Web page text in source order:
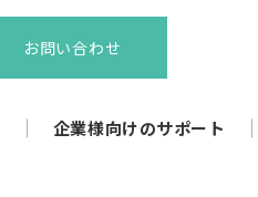
お問い合わせ
企業様向けのサポート